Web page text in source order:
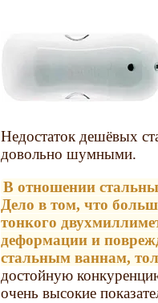
Недостаток дешёвых
довольно шумными.
В отношении
Дело в том, что
тонкого
деформации и
стальным ваннам,
достойную
очень высокие